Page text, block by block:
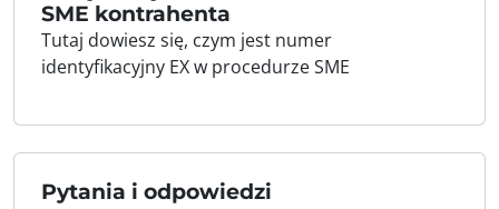
SME kontrahenta
Tutaj dowiesz się, czym jest numer
identyfikacyjny EX w procedurze SME
Pytania i odpowiedzi